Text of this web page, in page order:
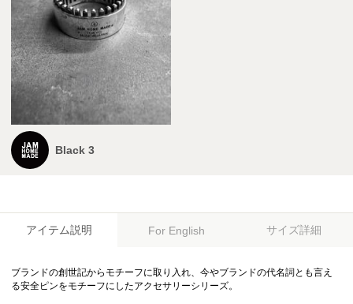
Black 3
アイテム説明 For English サイズ詳細
ブランドの創世記からモチーフに取り入れ、今やブランドの代名詞とも言え
る安全ピンをモチーフにしたアクセサリーシリーズ。